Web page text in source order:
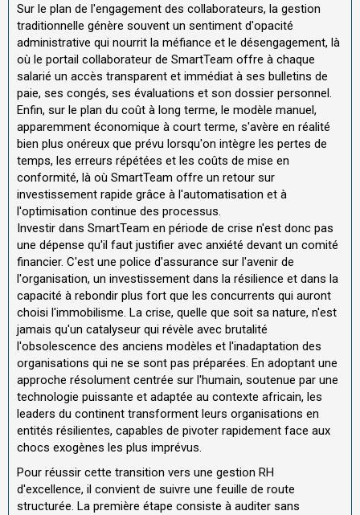
Sur le plan de l'engagement des collaborateurs, la gestion
traditionnelle génère souvent un sentiment d'opacité
administrative qui nourrit la méfiance et le désengagement, là
où le portail collaborateur de SmartTeam offre à chaque
salarié un accès transparent et immédiat à ses bulletins de
paie, ses congés, ses évaluations et son dossier personnel.
Enfin, sur le plan du coût à long terme, le modèle manuel,
apparemment économique à court terme, s'avère en réalité
bien plus onéreux que prévu lorsqu'on intègre les pertes de
temps, les erreurs répétées et les coûts de mise en
conformité, là où SmartTeam offre un retour sur
investissement rapide grâce à l'automatisation et à
l'optimisation continue des processus.
Investir dans SmartTeam en période de crise n'est donc pas
une dépense qu'il faut justifier avec anxiété devant un comité
financier. C'est une police d'assurance sur l'avenir de
l'organisation, un investissement dans la résilience et dans la
capacité à rebondir plus fort que les concurrents qui auront
choisi l'immobilisme. La crise, quelle que soit sa nature, n'est
jamais qu'un catalyseur qui révèle avec brutalité
l'obsolescence des anciens modèles et l'inadaptation des
organisations qui ne se sont pas préparées. En adoptant une
approche résolument centrée sur l'humain, soutenue par une
technologie puissante et adaptée au contexte africain, les
leaders du continent transforment leurs organisations en
entités résilientes, capables de pivoter rapidement face aux
chocs exogènes les plus imprévus.
Pour réussir cette transition vers une gestion RH
d'excellence, il convient de suivre une feuille de route
structurée. La première étape consiste à auditer sans